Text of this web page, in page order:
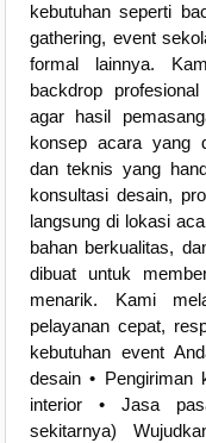
kebutuhan seperti
gathering, event
formal lainnya.
backdrop
agar hasil
konsep acara yang
dan teknis yang
konsultasi desain,
langsung di lokasi
bahan berkualitas,
dibuat untuk
menarik. Kami
pelayanan cepat,
kebutuhan event
desain • Pengiriman
interior • Jasa
sekitarnya)